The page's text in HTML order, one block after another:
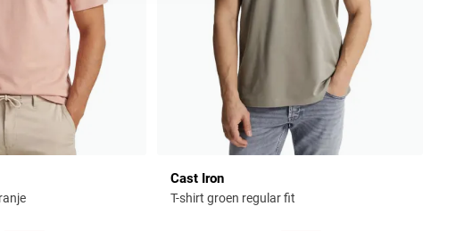
Cast Iron
T-shirt groen regular fit